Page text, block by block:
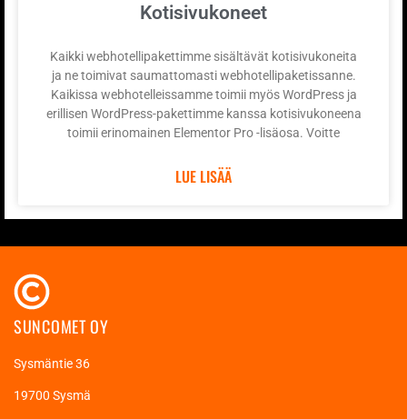
Kotisivukoneet
Kaikki webhotellipakettimme sisältävät kotisivukoneita
ja ne toimivat saumattomasti webhotellipaketissanne.
Kaikissa webhotelleissamme toimii myös WordPress ja
erillisen WordPress-pakettimme kanssa kotisivukoneena
toimii erinomainen Elementor Pro -lisäosa. Voitte
LUE LISÄÄ
SUNCOMET OY
Sysmäntie 36
19700 Sysmä